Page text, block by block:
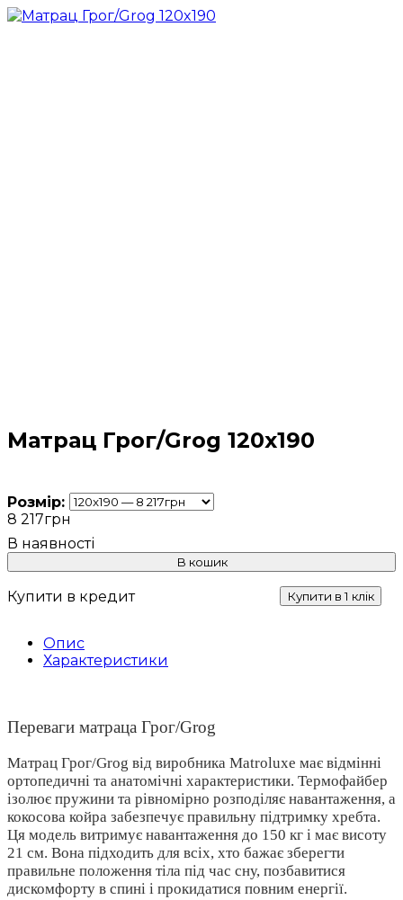
Матрац Грог/Grog 120x190
Розмір:
8 217грн
В кошик
Купити в кредит Купити в 1 клік
Опис
Характеристики
Переваги матраца Грог/Grog
Матрац Грог/Grog від виробника Matroluxe має відмінні
ортопедичні та анатомічні характеристики. Термофайбер
ізолює пружини та рівномірно розподіляє навантаження, а
кокосова койра забезпечує правильну підтримку хребта.
Ця модель витримує навантаження до 150 кг і має висоту
21 см. Вона підходить для всіх, хто бажає зберегти
правильне положення тіла під час сну, позбавитися
дискомфорту в спині і прокидатися повним енергії.